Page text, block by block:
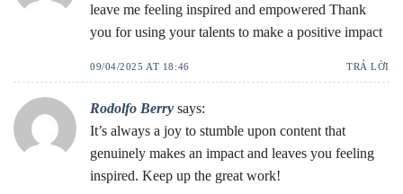
leave me feeling inspired and empowered Thank
you for using your talents to make a positive impact
09/04/2025 AT 18:46 TRẢ LỜI
Rodolfo Berry says:
It’s always a joy to stumble upon content that
genuinely makes an impact and leaves you feeling
inspired. Keep up the great work!